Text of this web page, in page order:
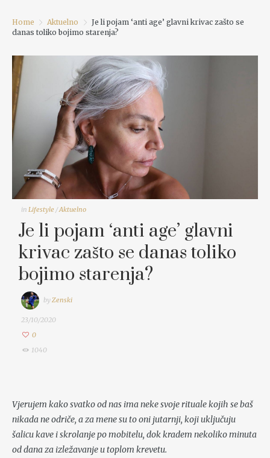
Home Aktuelno
Je li pojam ‘anti age’ glavni krivac zašto se
danas toliko bojimo starenja?
in Lifestyle/Aktuelno
Je li pojam ‘anti age’ glavni
krivac zašto se danas toliko
bojimo starenja?
byZenski
23/10/2020
0
1040
Vjerujem kako svatko od nas ima neke svoje rituale kojih se baš
nikada ne odriče, a za mene su to oni jutarnji, koji uključuju
šalicu kave i skrolanje po mobitelu, dok kradem nekoliko minuta
od dana za izležavanje u toplom krevetu.